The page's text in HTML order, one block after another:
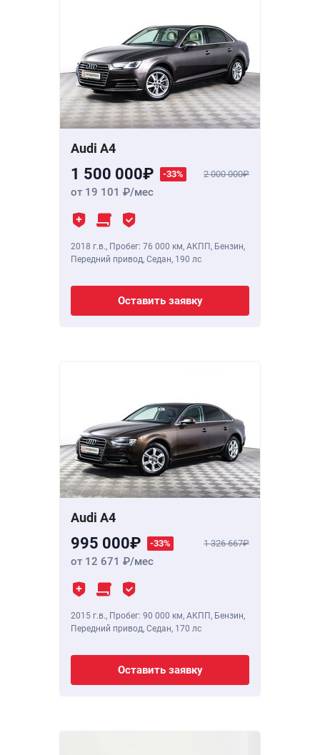
Audi A4
1 500 000 -33% 2 000 000
от 19 101 /мес
2018 г.в., Пробег: 76 000 км, АКПП, Бензин,
Передний привод, Седан, 190 лс
Оставить заявку
Audi A4
995 000 -33% 1 326 667
от 12 671 /мес
2015 г.в., Пробег: 90 000 км, АКПП, Бензин,
Передний привод, Седан, 170 лс
Оставить заявку